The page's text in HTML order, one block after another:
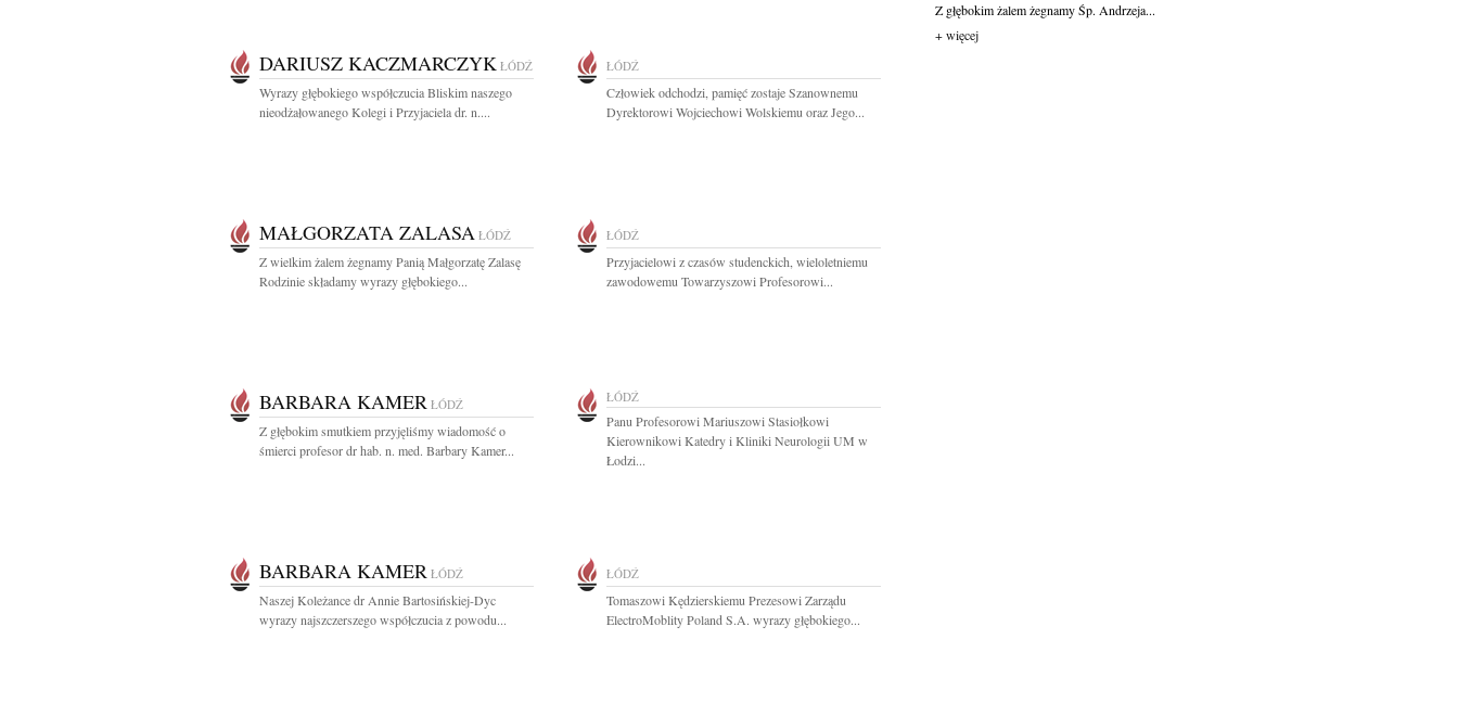
DARIUSZ KACZMARCZYK ŁÓDŹ
Wyrazy głębokiego współczucia Bliskim naszego
nieodżałowanego Kolegi i Przyjaciela dr. n....
ŁÓDŹ
Człowiek odchodzi, pamięć zostaje Szanownemu
Dyrektorowi Wojciechowi Wolskiemu oraz Jego...
MAŁGORZATA ZALASA ŁÓDŹ
Z wielkim żalem żegnamy Panią Małgorzatę Zalasę
Rodzinie składamy wyrazy głębokiego...
ŁÓDŹ
Przyjacielowi z czasów studenckich, wieloletniemu
zawodowemu Towarzyszowi Profesorowi...
BARBARA KAMER ŁÓDŹ
Z głębokim smutkiem przyjęliśmy wiadomość o
śmierci profesor dr hab. n. med. Barbary Kamer...
ŁÓDŹ
Panu Profesorowi Mariuszowi Stasiołkowi
Kierownikowi Katedry i Kliniki Neurologii UM w
Łodzi...
BARBARA KAMER ŁÓDŹ
Naszej Koleżance dr Annie Bartosińskiej-Dyc
wyrazy najszczerszego współczucia z powodu...
ŁÓDŹ
Tomaszowi Kędzierskiemu Prezesowi Zarządu
ElectroMoblity Poland S.A. wyrazy głębokiego...
Z głębokim żalem żegnamy Śp. Andrzeja...
+ więcej